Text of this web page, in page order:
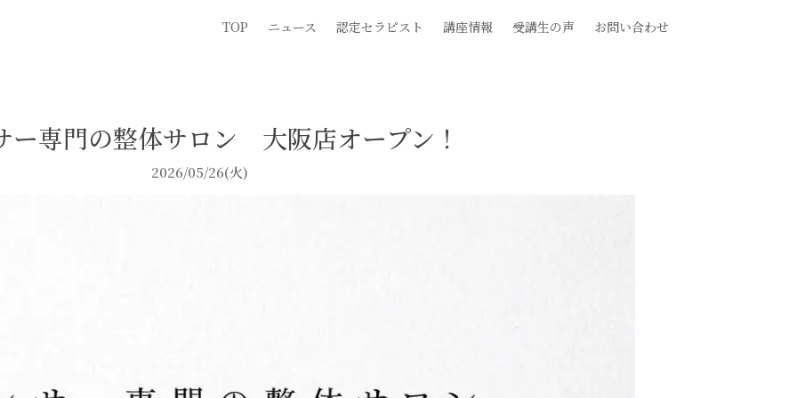
TOP ニュース 認定セラピスト 講座情報 受講生の声 お問い合わせ
ー専門の整体サロン 大阪店オープン！
2026/05/26(火)